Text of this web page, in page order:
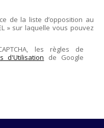
de la liste d’opposition au
» sur laquelle vous pouvez
les règles de
d'Utilisation de Google